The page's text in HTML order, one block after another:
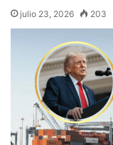
julio 23, 2026 203